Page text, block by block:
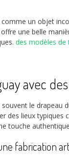
comme un objet
une belle
des modèles de
avec
le drapeau
des lieux
touche
fabrication